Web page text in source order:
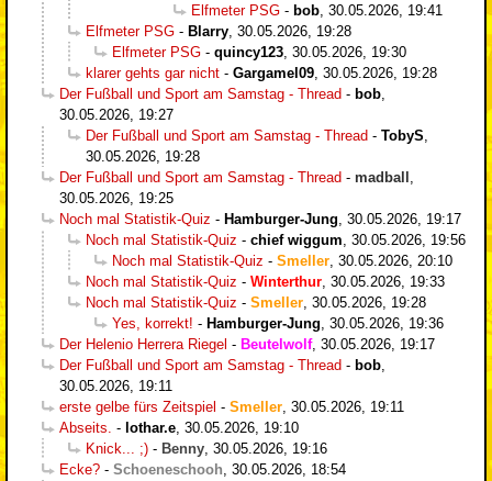
Elfmeter PSG - bob, 30.05.2026, 19:41
Elfmeter PSG - Blarry, 30.05.2026, 19:28
Elfmeter PSG - quincy123, 30.05.2026, 19:30
klarer gehts gar nicht - Gargamel09, 30.05.2026, 19:28
Der Fußball und Sport am Samstag - Thread - bob,
30.05.2026, 19:27
Der Fußball und Sport am Samstag - Thread - TobyS,
30.05.2026, 19:28
Der Fußball und Sport am Samstag - Thread - madball ,
30.05.2026, 19:25
Noch mal Statistik-Quiz - Hamburger-Jung, 30.05.2026, 19:17
Noch mal Statistik-Quiz - chief wiggum, 30.05.2026, 19:56
Noch mal Statistik-Quiz - Smeller, 30.05.2026, 20:10
Noch mal Statistik-Quiz - Winterthur, 30.05.2026, 19:33
Noch mal Statistik-Quiz - Smeller, 30.05.2026, 19:28
Yes, korrekt! - Hamburger-Jung, 30.05.2026, 19:36
Der Helenio Herrera Riegel - Beutelwolf, 30.05.2026, 19:17
Der Fußball und Sport am Samstag - Thread - bob,
30.05.2026, 19:11
erste gelbe fürs Zeitspiel - Smeller, 30.05.2026, 19:11
Abseits. - lothar.e, 30.05.2026, 19:10
Knick... ;) - Benny, 30.05.2026, 19:16
Ecke? - Schoeneschooh, 30.05.2026, 18:54